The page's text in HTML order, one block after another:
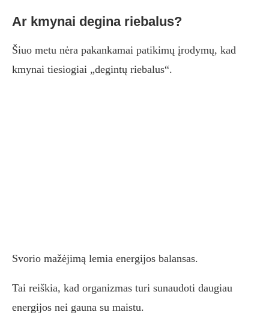
Ar kmynai degina riebalus?
Šiuo metu nėra pakankamai patikimų įrodymų, kad
kmynai tiesiogiai „degintų riebalus“.
Svorio mažėjimą lemia energijos balansas.
Tai reiškia, kad organizmas turi sunaudoti daugiau
energijos nei gauna su maistu.